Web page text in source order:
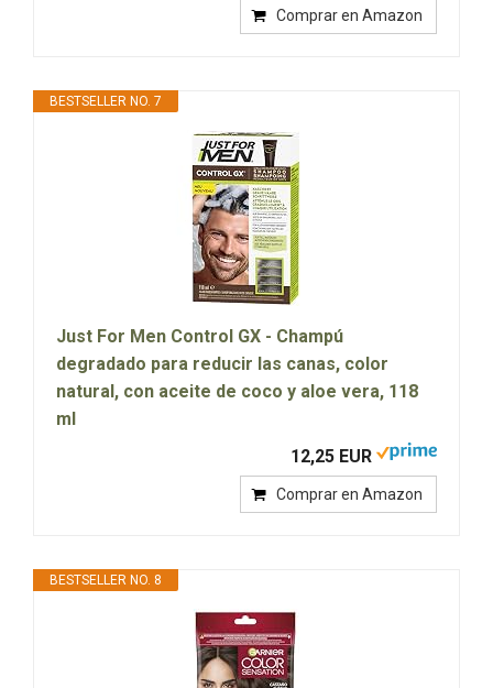
Comprar en Amazon
BESTSELLER NO. 7
Just For Men Control GX - Champú
degradado para reducir las canas, color
natural, con aceite de coco y aloe vera, 118
ml
12,25 EUR
Comprar en Amazon
BESTSELLER NO. 8